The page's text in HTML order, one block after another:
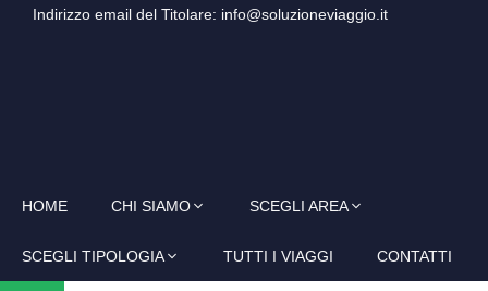
Indirizzo email del Titolare: info@soluzioneviaggio.it
HOME CHI SIAMO SCEGLI AREA
SCEGLI TIPOLOGIA TUTTI I VIAGGI CONTATTI